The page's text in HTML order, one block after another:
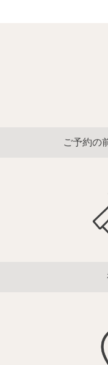
ご予約の